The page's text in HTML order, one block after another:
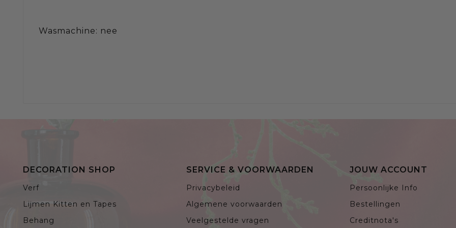
Wasmachine: nee
DECORATION SHOP
Verf
Lijmen Kitten en Tapes
Behang
SERVICE & VOORWAARDEN
Privacybeleid
Algemene voorwaarden
Veelgestelde vragen
JOUW ACCOUNT
Persoonlijke Info
Bestellingen
Creditnota's